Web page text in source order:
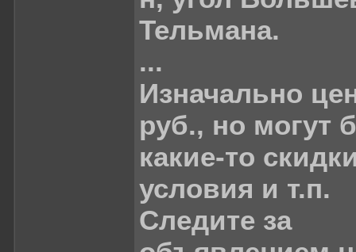
Тельмана.
...
Изначально
руб., но могут
какие-то
условия и т.п.
Следите за